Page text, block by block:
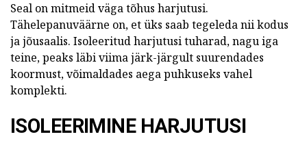
Seal on mitmeid väga tõhus harjutusi.
Tähelepanuväärne on, et üks saab tegeleda nii kodus
ja jõusaalis. Isoleeritud harjutusi tuharad, nagu iga
teine, peaks läbi viima järk-järgult suurendades
koormust, võimaldades aega puhkuseks vahel
komplekti.
ISOLEERIMINE HARJUTUSI